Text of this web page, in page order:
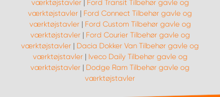
værktøjstavler| Ford Transit Tilbehør gavle og
værktøjstavler | Ford Connect Tilbehør gavle og
værktøjstavler| Ford Custom Tilbehør gavle og
værktøjstavler| Ford Courier Tilbehør gavle og
værktøjstavler | Dacia Dokker Van Tilbehør gavle og
værktøjstavler| Iveco Daily Tilbehør gavle og
værktøjstavler | Dodge Ram Tilbehør gavle og
værktøjstavler